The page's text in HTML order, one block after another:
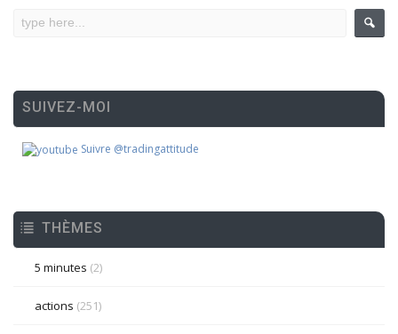
SUIVEZ-MOI
Suivre @tradingattitude
THÈMES
5 minutes (2)
actions (251)